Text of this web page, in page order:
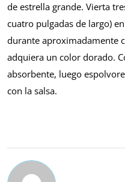
de estrella grande. Vierta
cuatro pulgadas de largo)
durante aproximadamente
adquiera un color dorado.
absorbente, luego
con la salsa.